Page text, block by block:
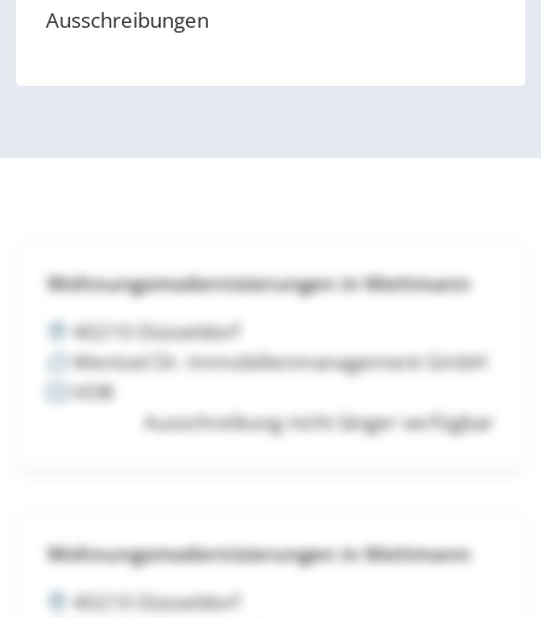
Ausschreibungen
Wohnungsmodernisierungen in Mettmann
40210 Düsseldorf
Wentzel Dr. Immobilienmanagement GmbH
VOB
Ausschreibung nicht länger verfügbar
Wohnungsmodernisierungen in Mettmann
40210 Düsseldorf